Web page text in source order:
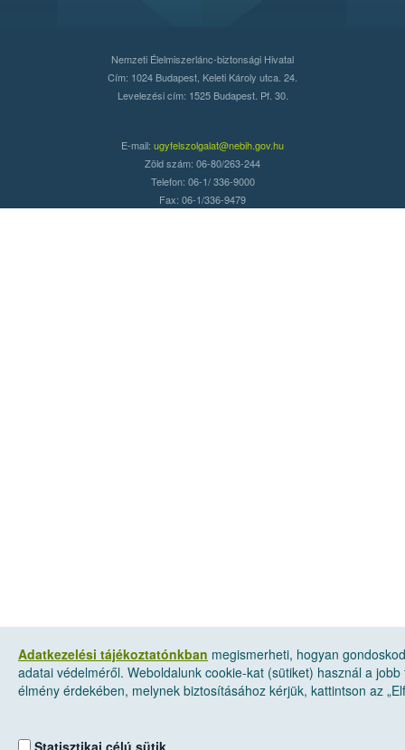
Adatkezelési tájékoztatónkban megismerheti, hogyan
adatai védelméről. Weboldalunk cookie-kat (sütiket) használ a jobb
élmény érdekében, melynek biztosításához kérjük, kattintson az
Statisztikai célú sütik
Nemzeti Élelmiszerlánc-biztonsági Hivatal
Cím: 1024 Budapest, Keleti Károly utca. 24.
Levelezési cím: 1525 Budapest. Pf. 30.
E-mail: ugyfelszolgalat@nebih.gov.hu
Zöld szám: 06-80/263-244
Telefon: 06-1/ 336-9000
Fax: 06-1/336-9479